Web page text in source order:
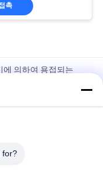
촉
에 의하여 용접되는
관 결합/관 선반 합동
껍게를 위해 선을 조립
for?